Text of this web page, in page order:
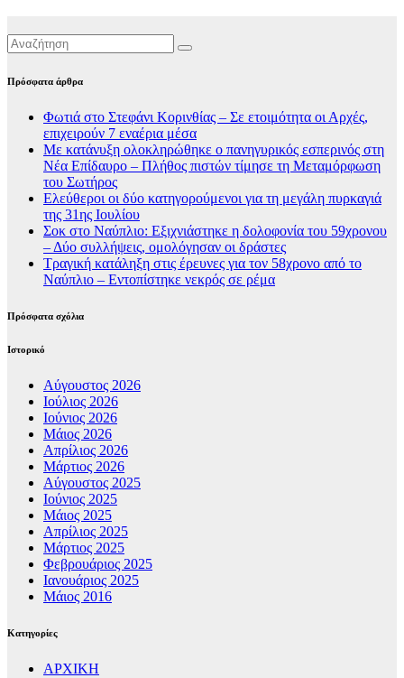
Πρόσφατα άρθρα
Φωτιά στο Στεφάνι Κορινθίας – Σε ετοιμότητα οι Αρχές,
επιχειρούν 7 εναέρια μέσα
Με κατάνυξη ολοκληρώθηκε ο πανηγυρικός εσπερινός στη
Νέα Επίδαυρο – Πλήθος πιστών τίμησε τη Μεταμόρφωση
του Σωτήρος
Ελεύθεροι οι δύο κατηγορούμενοι για τη μεγάλη πυρκαγιά
της 31ης Ιουλίου
Σοκ στο Ναύπλιο: Εξιχνιάστηκε η δολοφονία του 59χρονου
– Δύο συλλήψεις, ομολόγησαν οι δράστες
Τραγική κατάληξη στις έρευνες για τον 58χρονο από το
Ναύπλιο – Εντοπίστηκε νεκρός σε ρέμα
Πρόσφατα σχόλια
Ιστορικό
Αύγουστος 2026
Ιούλιος 2026
Ιούνιος 2026
Μάιος 2026
Απρίλιος 2026
Μάρτιος 2026
Αύγουστος 2025
Ιούνιος 2025
Μάιος 2025
Απρίλιος 2025
Μάρτιος 2025
Φεβρουάριος 2025
Ιανουάριος 2025
Μάιος 2016
Kατηγορίες
ΑΡΧΙΚΗ